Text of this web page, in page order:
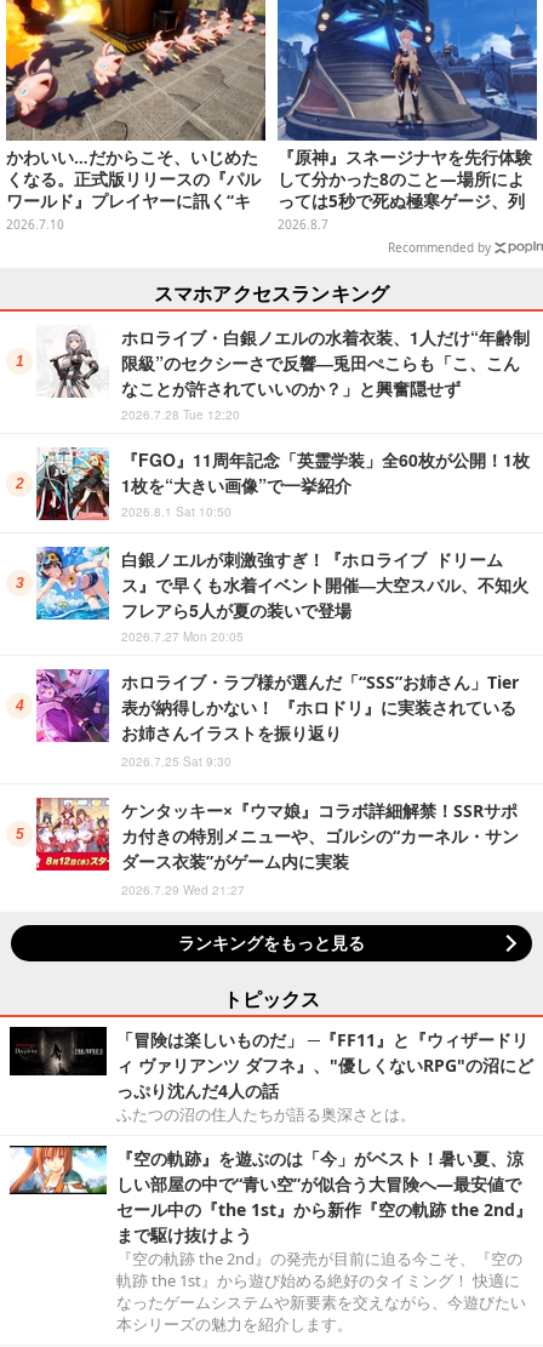
かわいい…だからこそ、いじめた
くなる。正式版リリースの『パル
ワールド』プレイヤーに訊く“キ
ュートアグレッション×パル”の底
2026.7.10
『原神』スネージナヤを先行体験
して分かった8のこと―場所によ
っては5秒で死ぬ極寒ゲージ、列
車は“ダイナミック途中下車”可能
など自由度高め
2026.8.7
Recommended by
スマホアクセスランキング
ホロライブ・白銀ノエルの水着衣装、1人だけ“年齢制
限級”のセクシーさで反響―兎田ぺこらも「こ、こん
なことが許されていいのか？」と興奮隠せず
2026.7.28 Tue 12:20
『FGO』11周年記念「英霊学装」全60枚が公開！1枚
1枚を“大きい画像”で一挙紹介
2026.8.1 Sat 10:50
白銀ノエルが刺激強すぎ！『ホロライブ ドリーム
ス』で早くも水着イベント開催―大空スバル、不知火
フレアら5人が夏の装いで登場
2026.7.27 Mon 20:05
ホロライブ・ラプ様が選んだ「“SSS”お姉さん」Tier
表が納得しかない！ 『ホロドリ』に実装されている
お姉さんイラストを振り返り
2026.7.25 Sat 9:30
ケンタッキー×『ウマ娘』コラボ詳細解禁！SSRサポ
カ付きの特別メニューや、ゴルシの“カーネル・サン
ダース衣装”がゲーム内に実装
2026.7.29 Wed 21:27
ランキングをもっと見る
トピックス
「冒険は楽しいものだ」 ─『FF11』と『ウィザードリ
ィ ヴァリアンツ ダフネ』、"優しくないRPG"の沼にど
っぷり沈んだ4人の話
ふたつの沼の住人たちが語る奥深さとは。
『空の軌跡』を遊ぶのは「今」がベスト！暑い夏、涼
しい部屋の中で“青い空”が似合う大冒険へ―最安値で
セール中の『the 1st』から新作『空の軌跡 the 2nd』
まで駆け抜けよう
『空の軌跡 the 2nd』の発売が目前に迫る今こそ、『空の
軌跡 the 1st』から遊び始める絶好のタイミング！ 快適に
なったゲームシステムや新要素を交えながら、今遊びたい
本シリーズの魅力を紹介します。